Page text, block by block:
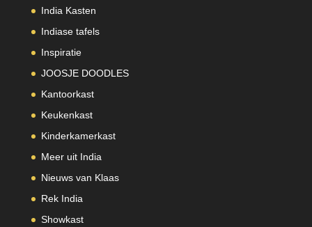
India Kasten
Indiase tafels
Inspiratie
JOOSJE DOODLES
Kantoorkast
Keukenkast
Kinderkamerkast
Meer uit India
Nieuws van Klaas
Rek India
Showkast